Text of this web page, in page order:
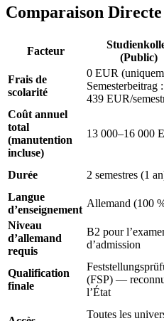
Comparaison Directe
Facteur
(Public)
Frais de
scolarité
0 EUR
Semesterbeitrag
439 EUR/
Coût annuel
total
(manutention
incluse)
13 000–16 000
Durée 2 semestres (1
Langue
d’enseignement
Allemand (100
Niveau
d’allemand
requis
B2 pour
d’admission
Qualification
finale
(FSP) —
l’État
Toutes les